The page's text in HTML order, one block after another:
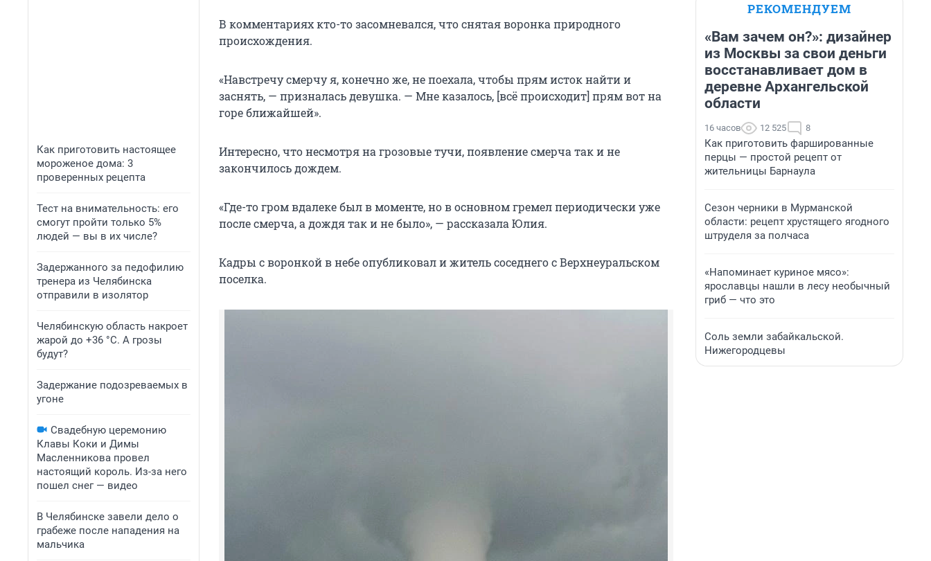
Как приготовить настоящее
мороженое дома: 3
проверенных рецепта
Тест на внимательность: его
смогут пройти только 5%
людей — вы в их числе?
Задержанного за педофилию
тренера из Челябинска
отправили в изолятор
Челябинскую область накроет
жарой до +36 °C. А грозы
будут?
Задержание подозреваемых в
угоне
Свадебную церемонию
Клавы Коки и Димы
Масленникова провел
настоящий король. Из-за него
пошел снег — видео
В Челябинске завели дело о
грабеже после нападения на
мальчика
В комментариях кто-то засомневался, что снятая воронка природного
происхождения.
«Навстречу смерчу я, конечно же, не поехала, чтобы прям исток найти и
заснять, — призналась девушка. — Мне казалось, [всё происходит] прям вот на
горе ближайшей».
Интересно, что несмотря на грозовые тучи, появление смерча так и не
закончилось дождем.
«Где-то гром вдалеке был в моменте, но в основном гремел периодически уже
после смерча, а дождя так и не было», — рассказала Юлия.
Кадры с воронкой в небе опубликовал и житель соседнего с Верхнеуральском
поселка.
РЕКОМЕНДУЕМ
«Вам зачем он?»: дизайнер
из Москвы за свои деньги
восстанавливает дом в
деревне Архангельской
области
16 часов 12 525 8
Как приготовить фаршированные
перцы — простой рецепт от
жительницы Барнаула
Сезон черники в Мурманской
области: рецепт хрустящего ягодного
штруделя за полчаса
«Напоминает куриное мясо»:
ярославцы нашли в лесу необычный
гриб — что это
Соль земли забайкальской.
Нижегородцевы